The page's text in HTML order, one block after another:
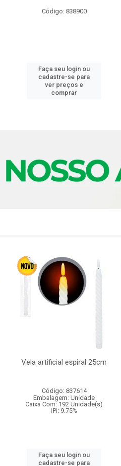
Código: 838900
Faça seu login ou
cadastre-se para
ver preços e
comprar
Vela artificial espiral 25cm
Código: 837614
Embalagem: Unidade
Caixa Com: 192 Unidade(s)
IPI: 9.75%
Faça seu login ou
cadastre-se para